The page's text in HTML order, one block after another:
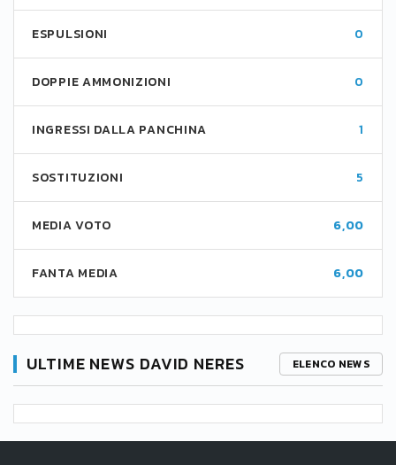
ESPULSIONI 0
DOPPIE AMMONIZIONI 0
INGRESSI DALLA PANCHINA 1
SOSTITUZIONI 5
MEDIA VOTO 6,00
FANTA MEDIA 6,00
ULTIME NEWS DAVID NERES ELENCO NEWS